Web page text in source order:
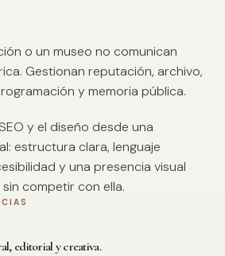
o un museo no comunican
Gestionan reputación, archivo,
y memoria pública.
y el diseño desde una
estructura clara, lenguaje
y una presencia visual
competir con ella.
editorial y creativa.